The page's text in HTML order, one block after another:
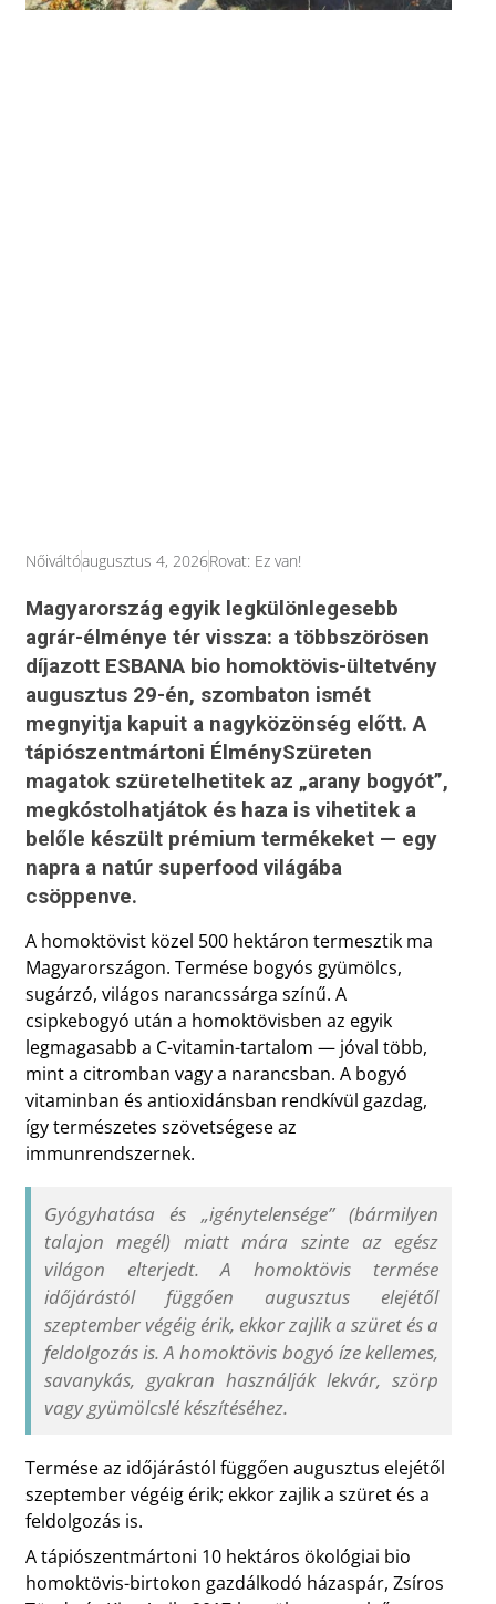
Nőiváltóaugusztus 4, 2026Rovat: Ez van!
Magyarország egyik legkülönlegesebb
agrár-élménye tér vissza: a többszörösen
díjazott ESBANA bio homoktövis-ültetvény
augusztus 29-én, szombaton ismét
megnyitja kapuit a nagyközönség előtt. A
tápiószentmártoni ÉlménySzüreten
magatok szüretelhetitek az „arany bogyót”,
megkóstolhatjátok és haza is vihetitek a
belőle készült prémium termékeket — egy
napra a natúr superfood világába
csöppenve.
A homoktövist közel 500 hektáron termesztik ma
Magyarországon. Termése bogyós gyümölcs,
sugárzó, világos narancssárga színű. A
csipkebogyó után a homoktövisben az egyik
legmagasabb a C-vitamin-tartalom — jóval több,
mint a citromban vagy a narancsban. A bogyó
vitaminban és antioxidánsban rendkívül gazdag,
így természetes szövetségese az
immunrendszernek.
Gyógyhatása és „igénytelensége” (bármilyen
talajon megél) miatt mára szinte az egész
világon elterjedt. A homoktövis termése
időjárástól függően augusztus elejétől
szeptember végéig érik, ekkor zajlik a szüret és a
feldolgozás is. A homoktövis bogyó íze kellemes,
savanykás, gyakran használják lekvár, szörp
vagy gyümölcslé készítéséhez.
Termése az időjárástól függően augusztus elejétől
szeptember végéig érik; ekkor zajlik a szüret és a
feldolgozás is.
A tápiószentmártoni 10 hektáros ökológiai bio
homoktövis-birtokon gazdálkodó házaspár, Zsíros